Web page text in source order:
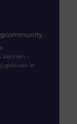
kennen –
geloven in